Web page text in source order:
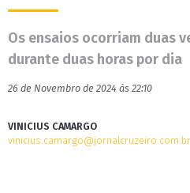
Os ensaios ocorriam duas
durante duas horas por dia
26 de Novembro de 2024 às 22:10
VINICIUS CAMARGO
vinicius.camargo@jornalcruzeiro.com.br